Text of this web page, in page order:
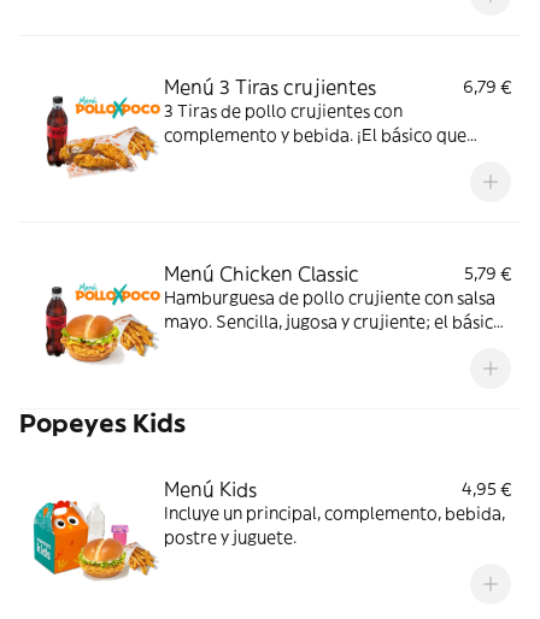
Menú 3 Tiras crujientes
6,79 €
3 Tiras de pollo crujientes con
complemento y bebida. ¡El básico que
Menú Chicken Classic
5,79 €
Hamburguesa de pollo crujiente con salsa
mayo. Sencilla, jugosa y crujiente; el básico
Popeyes Kids
Menú Kids
4,95 €
Incluye un principal, complemento, bebida,
postre y juguete.